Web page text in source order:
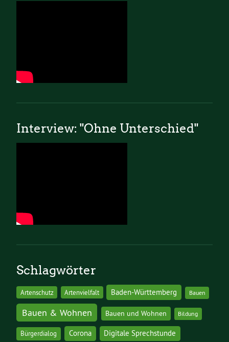
Interview: "Ohne Unterschied"
Schlagwörter
Artenschutz Artenvielfalt Baden-Württemberg Bauen
Bauen & Wohnen Bauen und Wohnen Bildung
Bürgerdialog Corona Digitale Sprechstunde